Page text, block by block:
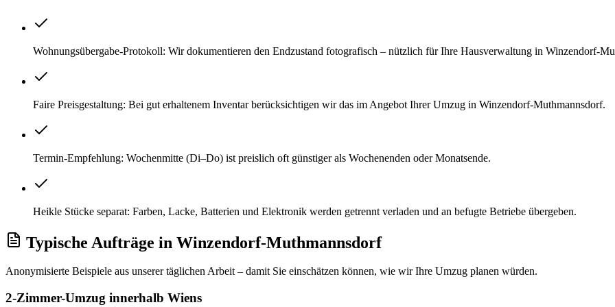
Wohnungsübergabe-Protokoll: Wir dokumentieren den Endzustand fotografisch – nützlich für Ihre Hausverwaltung in Winzendorf-
Faire Preisgestaltung: Bei gut erhaltenem Inventar berücksichtigen wir das im Angebot Ihrer Umzug in Winzendorf-Muthmannsdorf.
Termin-Empfehlung: Wochenmitte (Di–Do) ist preislich oft günstiger als Wochenenden oder Monatsende.
Heikle Stücke separat: Farben, Lacke, Batterien und Elektronik werden getrennt verladen und an befugte Betriebe übergeben.
Typische Aufträge in Winzendorf-Muthmannsdorf
Anonymisierte Beispiele aus unserer täglichen Arbeit – damit Sie einschätzen können, wie wir Ihre Umzug planen würden.
2-Zimmer-Umzug innerhalb Wiens